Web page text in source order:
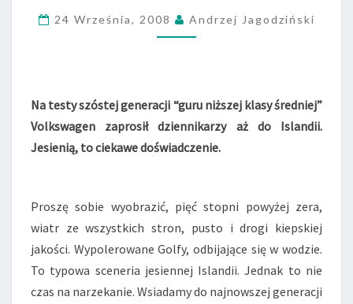
L
F
I
E
R
W
E
W
R
A
Ż
E
24 Września, 2008 Andrzej Jagodziński
Na testy szóstej generacji “guru niższej klasy średniej”
Volkswagen zaprosił dziennikarzy aż do Islandii.
Jesienią, to ciekawe doświadczenie.
Proszę sobie wyobrazić, pięć stopni powyżej zera,
wiatr ze wszystkich stron, pusto i drogi kiepskiej
jakości. Wypolerowane Golfy, odbijające się w wodzie.
To typowa sceneria jesiennej Islandii. Jednak to nie
czas na narzekanie. Wsiadamy do najnowszej generacji